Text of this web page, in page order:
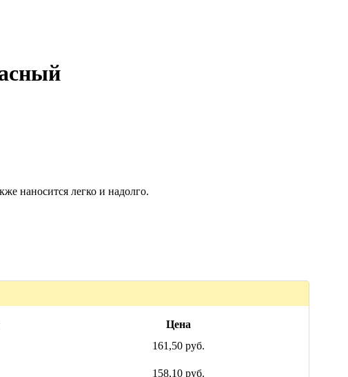
наносится легко и надолго.
Цена
161,50 руб.
158,10 руб.